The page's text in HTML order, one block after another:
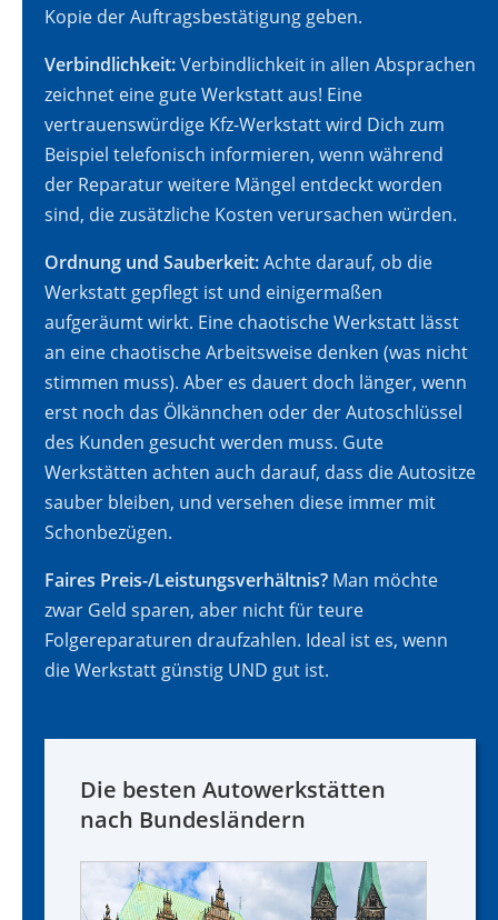
Kopie der Auftragsbestätigung geben.
Verbindlichkeit:Verbindlichkeit in allen Absprachen
zeichnet eine gute Werkstatt aus! Eine
vertrauenswürdige Kfz-Werkstatt wird Dich zum
Beispiel telefonisch informieren, wenn während
der Reparatur weitere Mängel entdeckt worden
sind, die zusätzliche Kosten verursachen würden.
Ordnung und Sauberkeit:Achte darauf, ob die
Werkstatt gepflegt ist und einigermaßen
aufgeräumt wirkt. Eine chaotische Werkstatt lässt
an eine chaotische Arbeitsweise denken (was nicht
stimmen muss). Aber es dauert doch länger, wenn
erst noch das Ölkännchen oder der Autoschlüssel
des Kunden gesucht werden muss. Gute
Werkstätten achten auch darauf, dass die Autositze
sauber bleiben, und versehen diese immer mit
Schonbezügen.
Faires Preis-/Leistungsverhältnis? Man möchte
zwar Geld sparen, aber nicht für teure
Folgereparaturen draufzahlen. Ideal ist es, wenn
die Werkstatt günstig UND gut ist.
Die besten Autowerkstätten
nach Bundesländern